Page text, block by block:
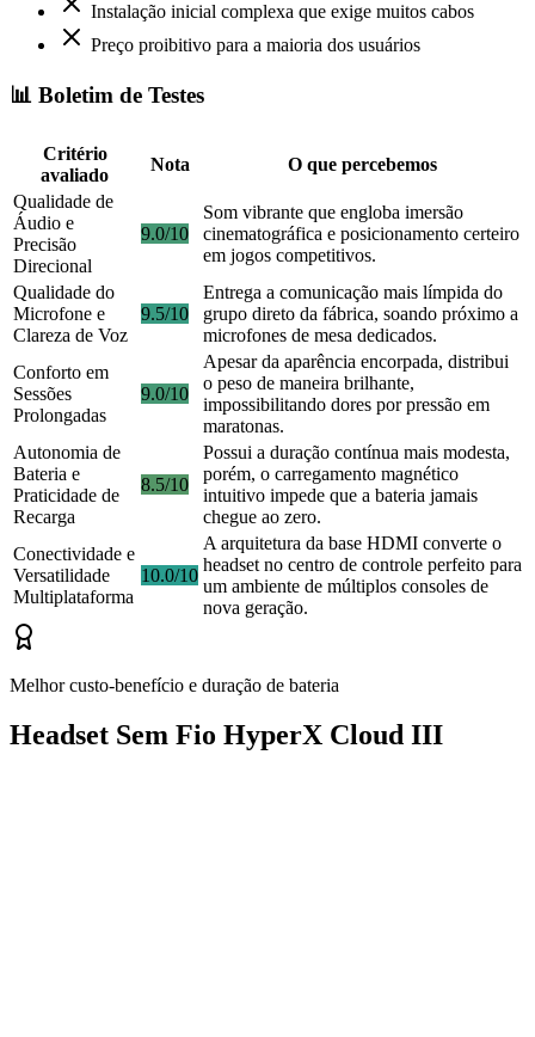
Instalação inicial complexa que exige muitos cabos
Preço proibitivo para a maioria dos usuários
📊 Boletim de Testes
Critério
avaliado
Nota
O que percebemos
Qualidade de
Áudio e
Precisão
Direcional
9.0/10
Som vibrante que engloba imersão
cinematográfica e posicionamento certeiro
em jogos competitivos.
Qualidade do
Microfone e
Clareza de Voz
9.5/10
Entrega a comunicação mais límpida do
grupo direto da fábrica, soando próximo a
microfones de mesa dedicados.
Conforto em
Sessões
Prolongadas
9.0/10
Apesar da aparência encorpada, distribui
o peso de maneira brilhante,
impossibilitando dores por pressão em
maratonas.
Autonomia de
Bateria e
Praticidade de
Recarga
8.5/10
Possui a duração contínua mais modesta,
porém, o carregamento magnético
intuitivo impede que a bateria jamais
chegue ao zero.
Conectividade e
Versatilidade
Multiplataforma
10.0/10
A arquitetura da base HDMI converte o
headset no centro de controle perfeito para
um ambiente de múltiplos consoles de
nova geração.
Melhor custo-benefício e duração de bateria
Headset Sem Fio HyperX Cloud III